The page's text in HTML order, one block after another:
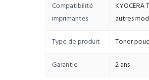
Compatibilité
imprimantes
KYOCERA
autres
Type de produit Toner
Garantie 2 ans